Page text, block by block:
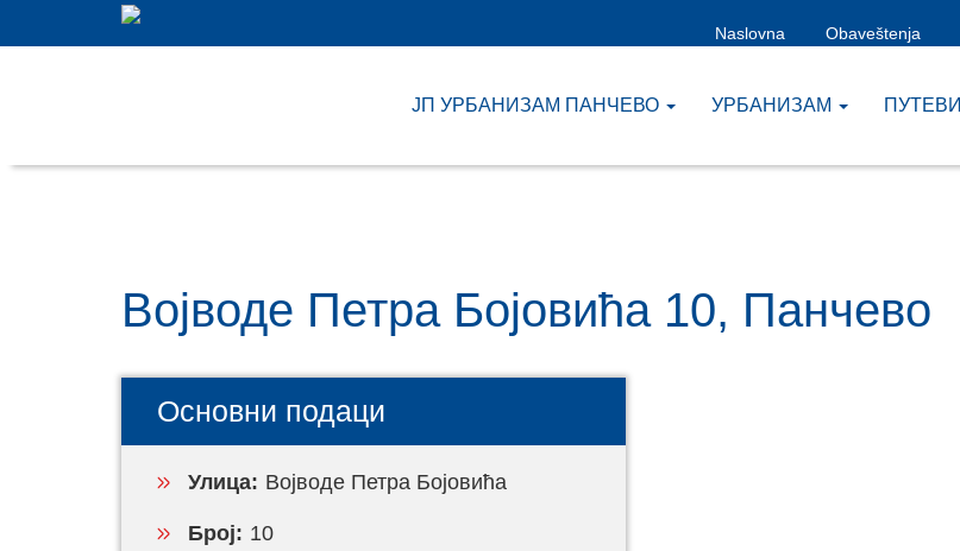
Naslovna Obaveštenja
ЈП УРБАНИЗАМ ПАНЧЕВО УРБАНИЗАМ ПУТЕВИ
Војводе Петра Бојовића 10, Панчево
Основни подаци
Улица: Војводе Петра Бојовића
Број: 10